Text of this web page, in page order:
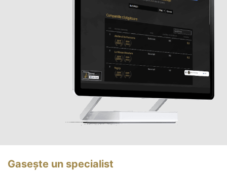
Gasește un specialist